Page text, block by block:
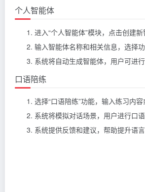
个人智能体
进入“个人智能体”模块，点击创建新
输入智能体名称和相关信息，选择功
系统将自动生成智能体，用户可进行
口语陪练
选择“口语陪练”功能，输入练习内容
系统将模拟对话场景，用户进行口语
系统提供反馈和建议，帮助提升语言